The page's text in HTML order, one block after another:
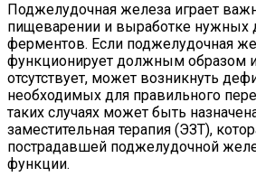
Поджелудочная железа играет
пищеварении и выработке нужных
ферментов. Если поджелудочная
функционирует должным образом
отсутствует, может возникнуть
необходимых для правильного
таких случаях может быть
заместительная терапия (ЭЗТ),
пострадавшей поджелудочной
функции.